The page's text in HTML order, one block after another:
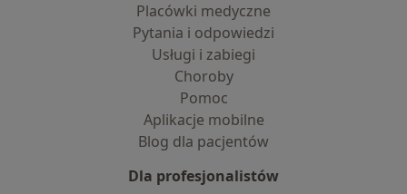
Placówki medyczne
Pytania i odpowiedzi
Usługi i zabiegi
Choroby
Pomoc
Aplikacje mobilne
Blog dla pacjentów
Dla profesjonalistów